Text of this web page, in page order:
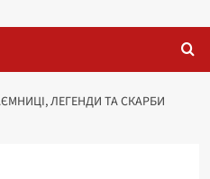
ЛЕГЕНДИ ТА СКАРБИ